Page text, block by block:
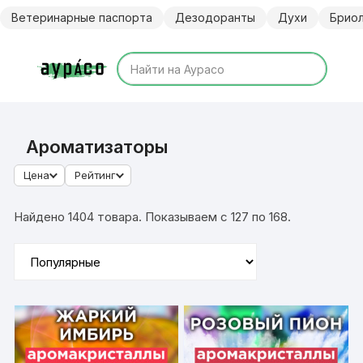
Ветеринарные паспорта Дезодоранты Духи
Ароматизаторы
Цена Рейтинг
Найдено 1404 товара. Показываем с 127 по 168.